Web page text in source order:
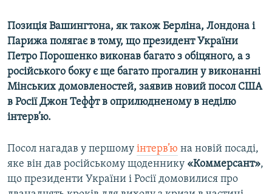
Позиція Вашингтона, як також Берліна, Лондона і
Парижа полягає в тому, що президент України
Петро Порошенко виконав багато з обіцяного, а з
російського боку є ще багато прогалин у виконанні
Мінських домовленостей, заявив новий посол США
в Росії Джон Теффт в оприлюдненому в неділю
інтерв’ю.
Посол нагадав у першому інтерв’ю на новій посаді,
яке він дав російському щоденнику «Коммерсант»,
що президенти України і Росії домовилися про